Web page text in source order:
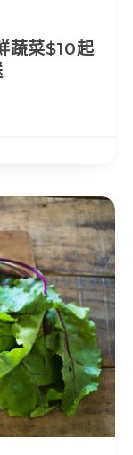
蔬菜$10起